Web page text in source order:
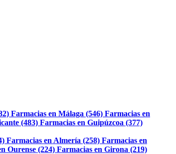
Farmacias en Málaga (546) Farmacias en
(483) Farmacias en Guipúzcoa (377)
Farmacias en Almería (258) Farmacias en
Ourense (224) Farmacias en Girona (219)